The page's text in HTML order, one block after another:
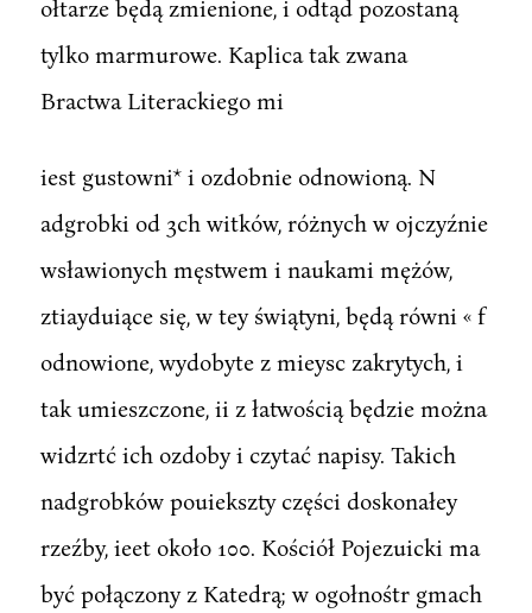
ołtarze będą zmienione, i odtąd pozostaną
tylko marmurowe. Kaplica tak zwana
Bractwa Literackiego mi
iest gustowni* i ozdobnie odnowioną. N
adgrobki od 3ch witków, różnych w ojczyźnie
wsławionych męstwem i naukami mężów,
ztiayduiące się, w tey świątyni, będą równi « f
odnowione, wydobyte z mieysc zakrytych, i
tak umieszczone, ii z łatwością będzie można
widzrtć ich ozdoby i czytać napisy. Takich
nadgrobków pouiekszty części doskonałey
rzeźby, ieet około 100. Kościół Pojezuicki ma
być połączony z Katedrą; w ogołnośtr gmach